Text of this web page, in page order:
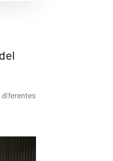
diferentes